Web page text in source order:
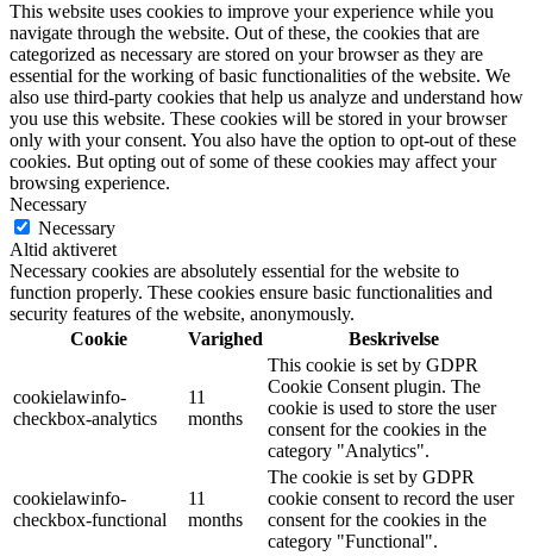
This website uses cookies to improve your experience while you
navigate through the website. Out of these, the cookies that are
categorized as necessary are stored on your browser as they are
essential for the working of basic functionalities of the website. We
also use third-party cookies that help us analyze and understand how
you use this website. These cookies will be stored in your browser
only with your consent. You also have the option to opt-out of these
cookies. But opting out of some of these cookies may affect your
browsing experience.
Necessary
Necessary
Altid aktiveret
Necessary cookies are absolutely essential for the website to
function properly. These cookies ensure basic functionalities and
security features of the website, anonymously.
Cookie
Varighed Beskrivelse
cookielawinfo-
checkbox-analytics
11
months
This cookie is set by GDPR
Cookie Consent plugin. The
cookie is used to store the user
consent for the cookies in the
category "Analytics".
cookielawinfo-
checkbox-functional
11
months
The cookie is set by GDPR
cookie consent to record the user
consent for the cookies in the
category "Functional".